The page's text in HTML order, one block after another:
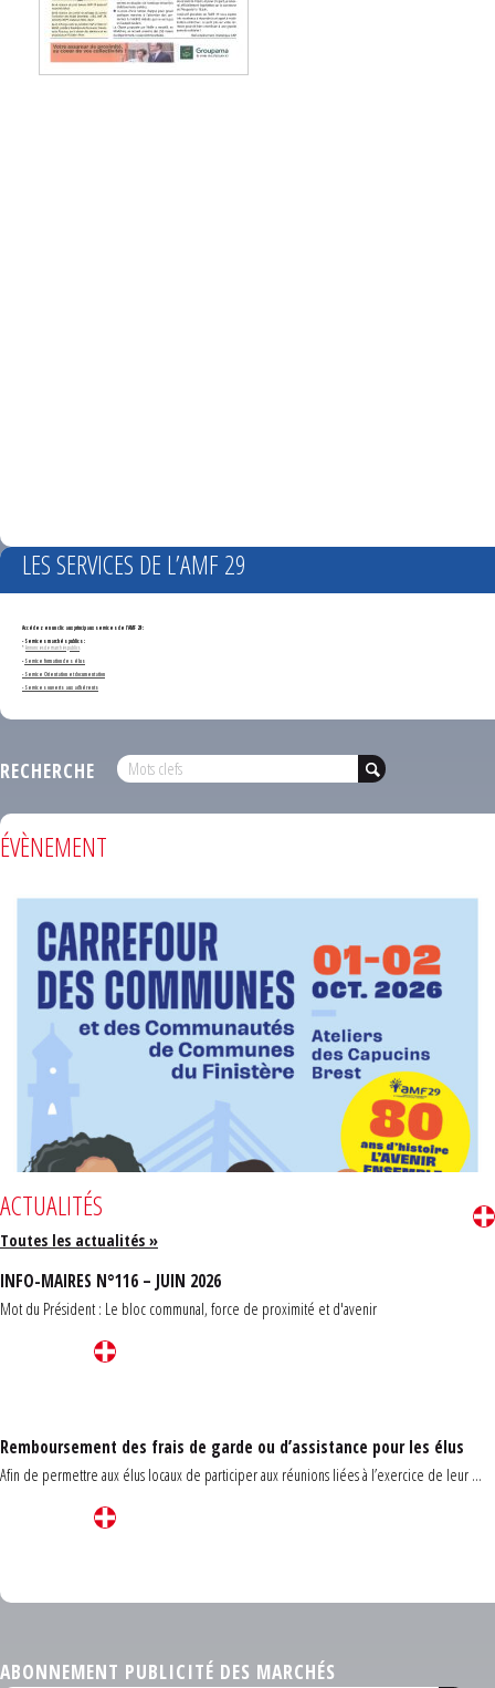
LES SERVICES DE L’AMF 29
Accédez en un clic aux principaux services de l'AMF 29 :
- Services marchés publics :
*Annonces de marchés publics
-Service formation des élus
- Service Orientation et documentation
- Services ouverts aux adhérents
RECHERCHE
ÉVÈNEMENT
ACTUALITÉS
Toutes les actualités »
INFO-MAIRES N°116 – JUIN 2026
Mot du Président : Le bloc communal, force de proximité et d'avenir
Remboursement des frais de garde ou d’assistance pour les élus
Afin de permettre aux élus locaux de participer aux réunions liées à l’exercice de leur ...
ABONNEMENT PUBLICITÉ DES MARCHÉS